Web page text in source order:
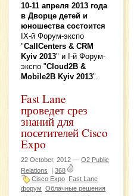
10-11 апреля 2013 года
в Дворце детей и
юношества состоится
IX-й Форум-экспо
"СallCenters & CRM
Kyiv 2013" и I-й Форум-
экспо "Cloud2B &
Mobile2B Kyiv 2013".
Fast Lane
проведет срез
знаний для
посетителей Cisco
Expo
22 October, 2012 — O2 Public
Relations | 368
Cisco Expo Fast Lane
форум Облачные решения